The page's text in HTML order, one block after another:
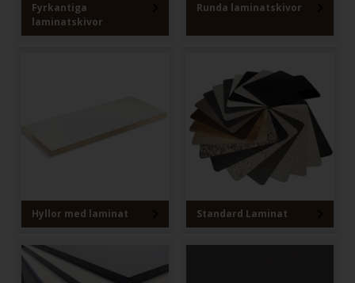
Fyrkantiga
laminatskivor
Runda laminatskivor
Hyllor med laminat Standard Laminat